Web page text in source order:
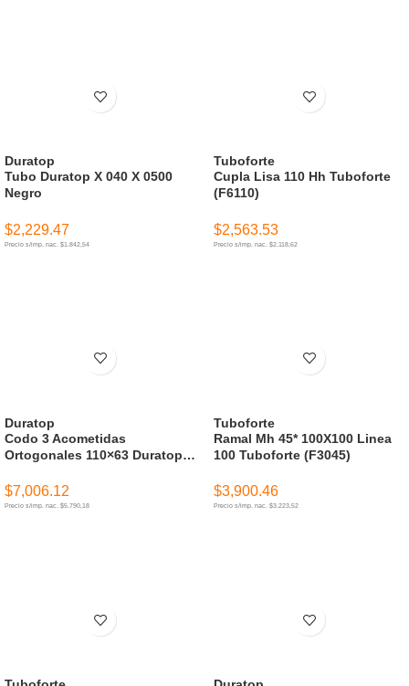
Tubo Duratop X 040 X 0500
Negro
Duratop
$2,229.47
Precio s/imp. nac. $1.842,54
Cupla Lisa 110 Hh Tuboforte
(F6110)
Tuboforte
$2,563.53
Precio s/imp. nac. $2.118,62
Codo 3 Acometidas
Ortogonales 110×63 Duratop X
Duratop
$7,006.12
Precio s/imp. nac. $5.790,18
Ramal Mh 45* 100X100 Linea
100 Tuboforte (F3045)
Tuboforte
$3,900.46
Precio s/imp. nac. $3.223,52